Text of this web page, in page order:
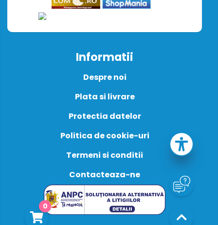
0
Informatii
Despre noi
Plata si livrare
Protectia datelor
Politica de cookie-uri
Termeni si conditii
Contacteaza-ne